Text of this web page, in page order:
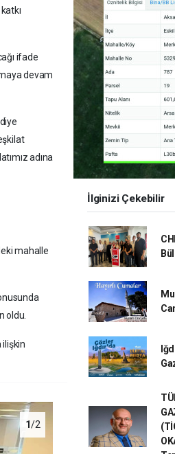
ifade
devam
adına
mahalle
oldu.
ilişkin
1/2
İlginizi Çekebilir